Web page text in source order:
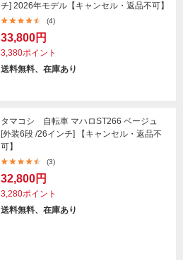
チ] 2026年モデル【キャンセル・返品不可】
(4)
33,800円
3,380ポイント
送料無料、在庫あり
タマコシ 自転車 マハロST266 ベージュ
[外装6段 /26インチ] 【キャンセル・返品不
可】
(3)
32,800円
3,280ポイント
送料無料、在庫あり